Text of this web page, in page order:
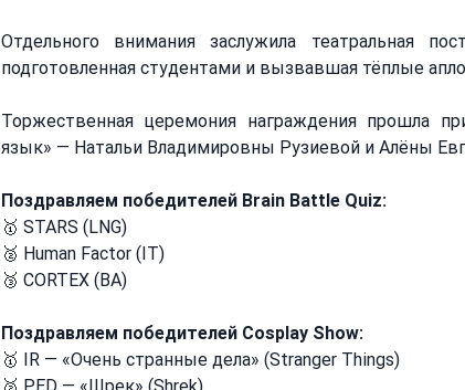
Отдельного внимания заслужила театральная
подготовленная студентами и вызвавшая тёплые
Торжественная церемония награждения прошла
язык» — Натальи Владимировны Рузиевой и Алёны
Поздравляем победителей Brain Battle Quiz:
🥇 STARS (LNG)
🥈 Human Factor (IT)
🥉 CORTEX (BA)
Поздравляем победителей Cosplay Show:
🥇 IR — «Очень странные дела» (Stranger Things)